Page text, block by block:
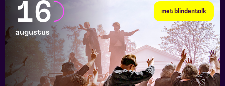
series en selecties
maand
met blindentolk
16
augustus